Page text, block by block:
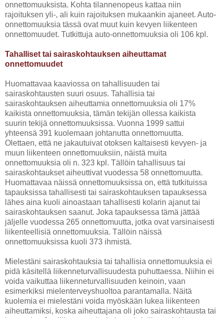
onnettomuuksista. Kohta tilannenopeus kattaa niin
rajoituksen yli-, ali kuin rajoituksen mukaankin ajaneet. Auto-
onnettomuuksia tässä ovat muut kuin kevyen liikenteen
onnettomuudet. Tutkittuja auto-onnettomuuksia oli 106 kpl.
Tahalliset tai sairaskohtauksen aiheuttamat
onnettomuudet
Huomattavaa kaaviossa on tahallisuuden tai
sairaskohtausten suuri osuus. Tahallisia tai
sairaskohtauksen aiheuttamia onnettomuuksia oli 17%
kaikista onnettomuuksia, tämän tekijän ollessa kaikista
suurin tekijä onnettomuuksissa. Vuonna 1999 sattui
yhteensä 391 kuolemaan johtanutta onnettomuutta.
Olettaen, että ne jakautuivat otoksen kaltaisesti kevyen- ja
muun liikenteen onnettomuuksiin, näistä muita
onnettomuuksia oli n. 323 kpl. Tällöin tahallisuus tai
sairaskohtaukset aiheuttivat vuodessa 58 onnettomuutta.
Huomattavaa näissä onnettomuuksissa on, että tutkituissa
tapauksissa tahallisesti tai sairaskohtauksen tapauksessa
lähes aina kuoli ainoastaan tahallisesti kolarin ajanut tai
sairaskohtauksen saanut. Joka tapauksessa tämä jättää
jäljelle vuodessa 265 onnettomuutta, jotka ovat varsinaisesti
liikenteellisiä onnettomuuksia. Tällöin näissä
onnettomuuksissa kuoli 373 ihmistä.
Mielestäni sairaskohtauksia tai tahallisia onnettomuuksia ei
pidä käsitellä liikenneturvallisuudesta puhuttaessa. Niihin ei
voida vaikuttaa liikenneturvallisuuden keinoin, vaan
esimerkiksi mielenterveyshuoltoa parantamalla. Näitä
kuolemia ei mielestäni voida myöskään lukea liikenteen
aiheuttamiksi, koska aiheuttajana oli joko sairaskohtausta tai